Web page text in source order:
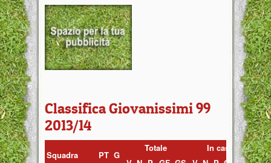
Classifica Giovanissimi 99
2013/14
Squadra PT G
Totale In casa